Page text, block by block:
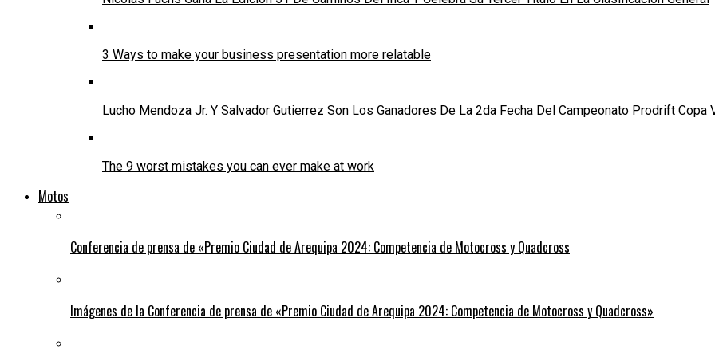
3 Ways to make your business presentation more relatable
Lucho Mendoza Jr. Y Salvador Gutierrez Son Los Ganadores De La 2da Fecha Del Campeonato Prodrift Copa
The 9 worst mistakes you can ever make at work
Motos
Conferencia de prensa de «Premio Ciudad de Arequipa 2024: Competencia de Motocross y Quadcross
Imágenes de la Conferencia de prensa de «Premio Ciudad de Arequipa 2024: Competencia de Motocross y Quadcross»